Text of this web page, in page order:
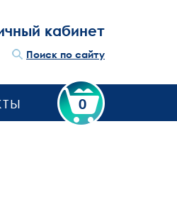
кабинет
Поиск по сайту
0